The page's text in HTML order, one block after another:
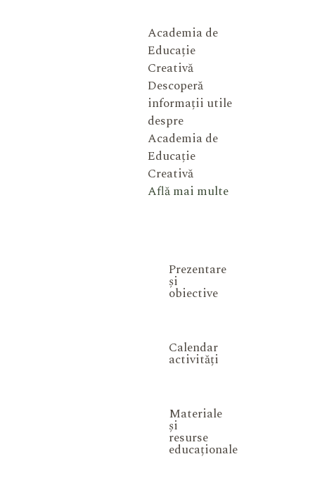
Academia de
Educație
Creativă
Descoperă
informații utile
despre
Academia de
Educație
Creativă
Află mai multe
Prezentare
și
obiective
Calendar
activități
Materiale
și
resurse
educaționale